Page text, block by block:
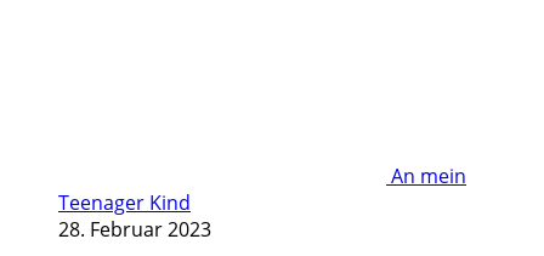
An mein
Teenager Kind
28. Februar 2023